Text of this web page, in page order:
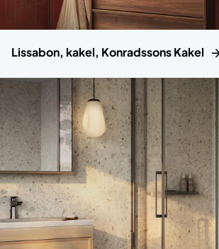
Lissabon, kakel, Konradssons Kakel